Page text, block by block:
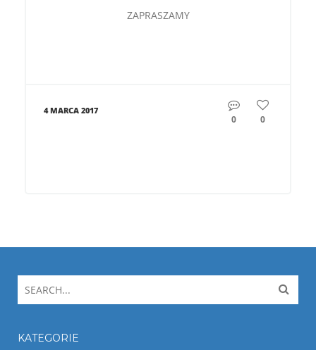
ZAPRASZAMY
4 MARCA 2017
0 0
KATEGORIE